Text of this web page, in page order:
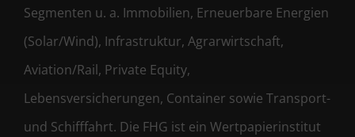
Segmenten u. a. Immobilien, Erneuerbare Energien
(Solar/Wind), Infrastruktur, Agrarwirtschaft,
Aviation/Rail, Private Equity,
Lebensversicherungen, Container sowie Transport-
und Schifffahrt. Die FHG ist ein Wertpapierinstitut